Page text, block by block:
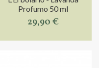
Profumo 50 ml
29,90 €